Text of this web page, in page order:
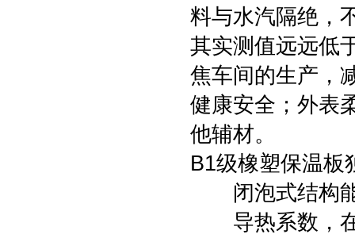
料与水汽隔绝，
其实测值远远低
焦车间的生产，
健康安全；外表
他辅材。
B1级橡塑保温
闭泡式结构能
导热系数，在